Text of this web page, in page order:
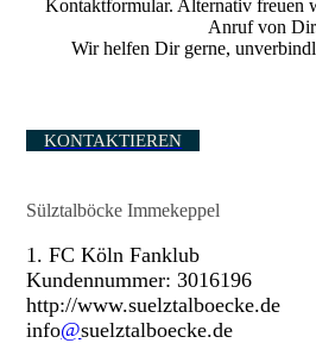
Kontaktformular. Alternativ freuen
Anruf von
Wir helfen Dir gerne,
KONTAKTIEREN
Sülztalböcke Immekeppel
1. FC Köln Fanklub
Kundennummer: 3016196
http://www.suelztalboecke.de
info@suelztalboecke.de